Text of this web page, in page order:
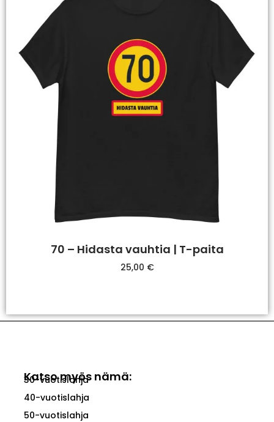
70 – Hidasta vauhtia | T-paita
25,00 €
Katso myös nämä:
30-vuotislahja
40-vuotislahja
50-vuotislahja